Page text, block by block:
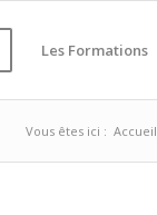
Les Formations
Vous êtes ici : Accueil